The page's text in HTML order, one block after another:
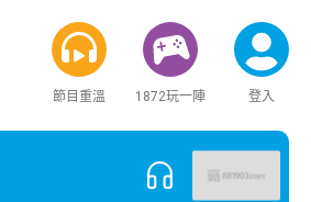
節目重溫 1872玩一陣 登入